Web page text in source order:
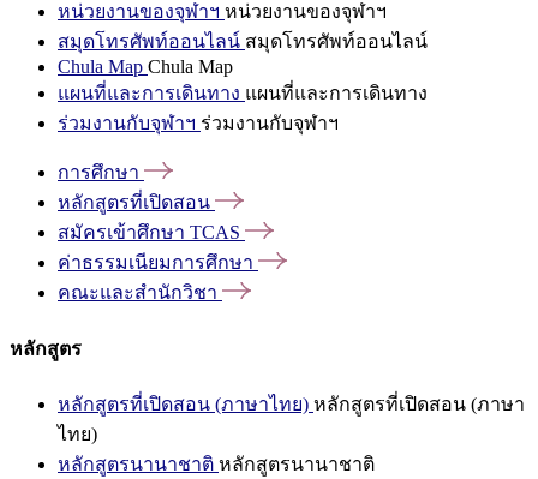
หน่วยงานของจุฬาฯ หน่วยงานของจุฬาฯ
สมุดโทรศัพท์ออนไลน์ สมุดโทรศัพท์ออนไลน์
Chula Map Chula Map
แผนที่และการเดินทาง แผนที่และการเดินทาง
ร่วมงานกับจุฬาฯ ร่วมงานกับจุฬาฯ
การศึกษา
หลักสูตรที่เปิดสอน
สมัครเข้าศึกษา TCAS
ค่าธรรมเนียมการศึกษา
คณะและสำนักวิชา
หลักสูตร
หลักสูตรที่เปิดสอน (ภาษาไทย) หลักสูตรที่เปิดสอน (ภาษา
ไทย)
หลักสูตรนานาชาติ หลักสูตรนานาชาติ